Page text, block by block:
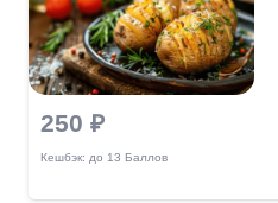
250 ₽
Кешбэк: до 13 Баллов